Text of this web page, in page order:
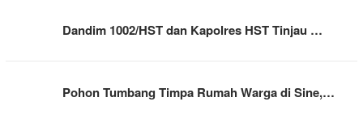
Dandim 1002/HST dan Kapolres HST Tinjau …
Pohon Tumbang Timpa Rumah Warga di Sine,…